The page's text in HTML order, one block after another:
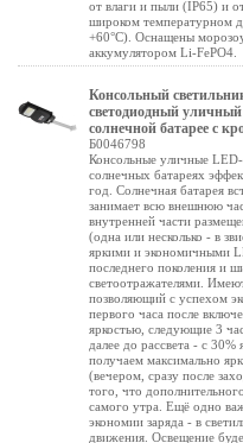
от влаги и пыли (IP65) и
широком температурном
+60°C). Оснащены
аккумулятором Li-FePO4.
Консольный
светодиодный
солнечной батарее с
Б0046798
Консольные уличные
солнечных батареях
год. Солнечная батарея
занимает всю внешнюю
внутренней части
(одна или несколько - в
яркими и экономичными
последнего поколения и
светоотражателями.
позволяющий с успехом
первого часа после
яркостью, следующие 3
далее до рассвета - с
получаем максимально
(вечером, сразу после
того, что
самого утра. Ещё одно
экономии заряда - в
движения. Освещение